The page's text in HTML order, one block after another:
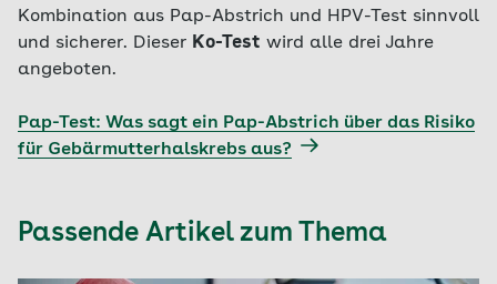
Kombination aus Pap-Abstrich und HPV-Test sinnvoll
und sicherer. Dieser Ko-Test wird alle drei Jahre
angeboten.
Pap-Test: Was sagt ein Pap-Abstrich über das Risiko
für Gebärmutterhalskrebs aus?
Passende Artikel zum Thema